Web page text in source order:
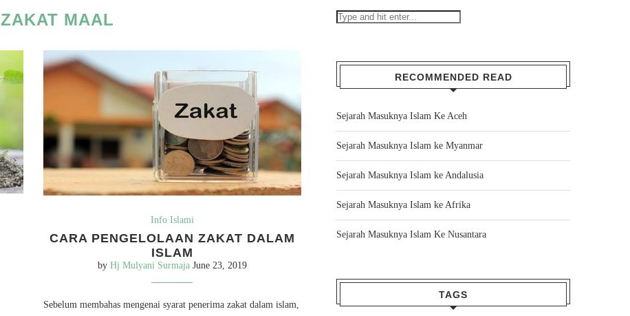
ZAKAT MAAL
Info Islami
CARA PENGELOLAAN ZAKAT DALAM
ISLAM
by Hj Mulyani Surmaja June 23, 2019
Sebelum membahas mengenai syarat penerima zakat dalam islam,
RECOMMENDED READ
Sejarah Masuknya Islam Ke Aceh
Sejarah Masuknya Islam ke Myanmar
Sejarah Masuknya Islam ke Andalusia
Sejarah Masuknya Islam ke Afrika
Sejarah Masuknya Islam Ke Nusantara
TAGS